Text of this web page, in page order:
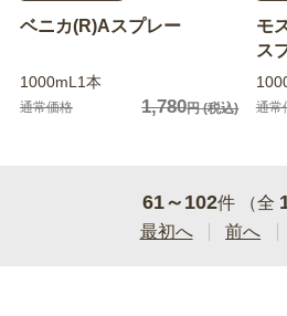
ベニカ(R)Aスプレー
1000mL1本
通常価格 1,780円(税込)
モ
ス
通常
61～102件 （全
最初へ
前へ